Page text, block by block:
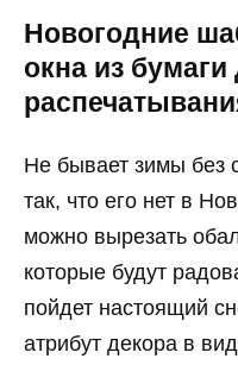
Новогодние
окна из бумаги
Не бывает зимы без
так, что его нет в
можно вырезать
которые будут
пойдет настоящий
атрибут декора в